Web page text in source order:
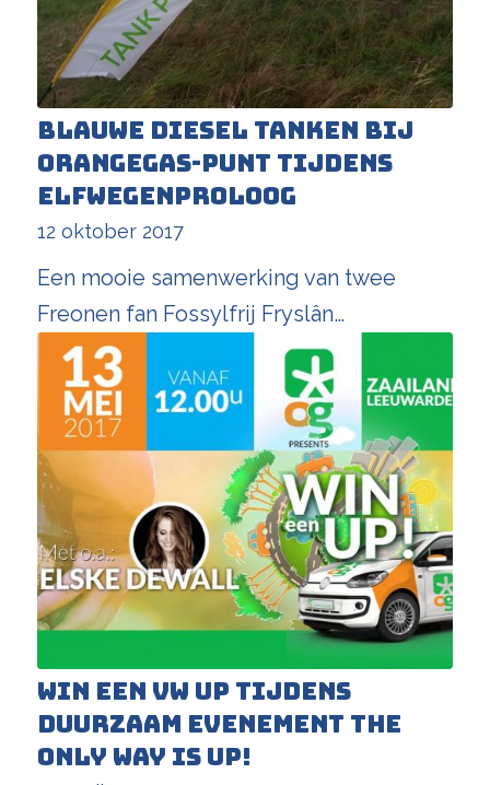
Blauwe diesel tanken bij
OrangeGas-punt tijdens
Elfwegenproloog
12 oktober 2017
Een mooie samenwerking van twee
Freonen fan Fossylfrij Fryslân…
Win een VW UP tijdens
duurzaam evenement The
only way is UP!